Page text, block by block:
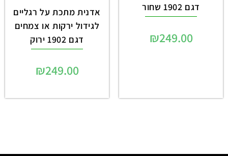
דגם 1902 שחור
₪249.00
אדנית מתכת על רגליים
לגידול ירקות או צמחים
דגם 1902 ירוק
₪249.00